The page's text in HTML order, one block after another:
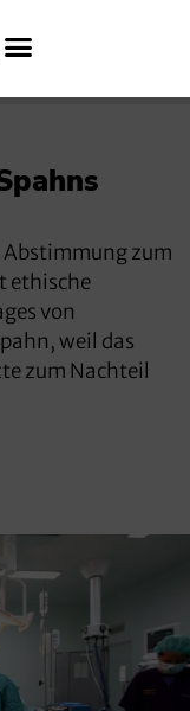
Abstimmung zum
ethische
von
weil das
zum Nachteil